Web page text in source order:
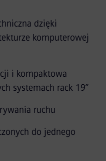
dzięki
komputerowej
i kompaktowa
systemach rack 19”
ruchu
do jednego